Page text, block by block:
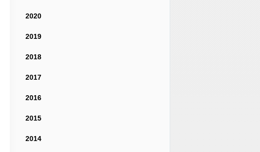
2020
2019
2018
2017
2016
2015
2014